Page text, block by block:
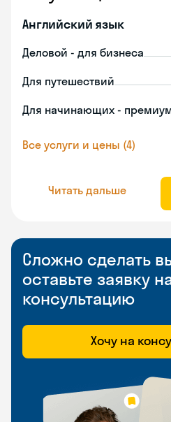
Английский язык
Деловой - для бизнеса
Для путешествий
Для начинающих -
Все услуги и цены (4)
Читать дальше
Сложно сделать
оставьте заявку
консультацию
Хочу на